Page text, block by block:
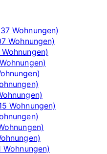
Wohnungen)
Wohnungen)
Wohnungen)
Wohnungen)